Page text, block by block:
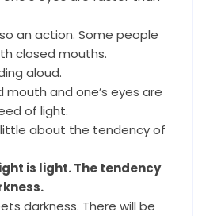
an action. Some people
closed mouths.
aloud.
mouth and one’s eyes are
of light.
about the tendency of
is light. The tendency
darkness. There will be